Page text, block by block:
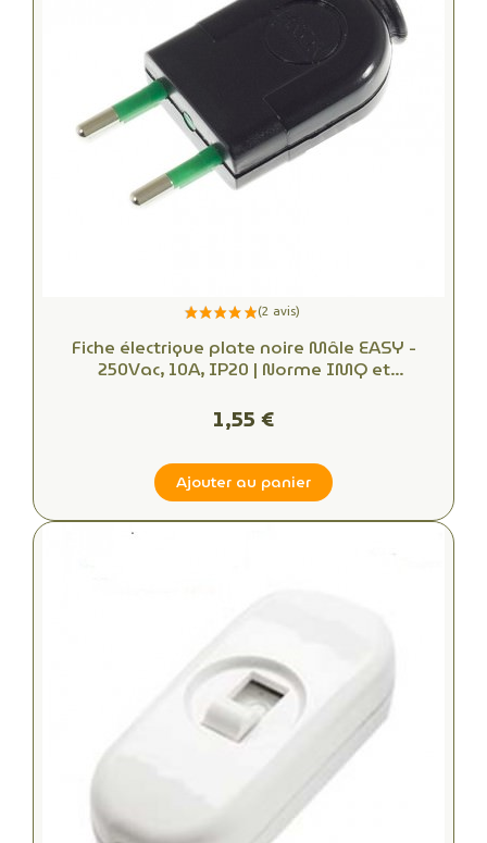
Fiche électrique plate noire Mâle EASY -
250Vac, 10A, IP20 | Norme IMQ et
électrique idéale
1,55 €
Ajouter au panier